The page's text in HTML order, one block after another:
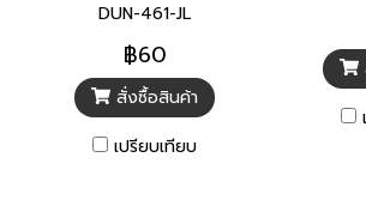
DUN-461-JL
฿60
สั่งซื้อสินค้า
เปรียบเทียบ